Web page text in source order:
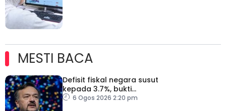
MESTI BACA
Defisit fiskal negara susut
kepada 3.7%, bukti
keyakinan pelabur masih
6 Ogos 2026 2:20 pm